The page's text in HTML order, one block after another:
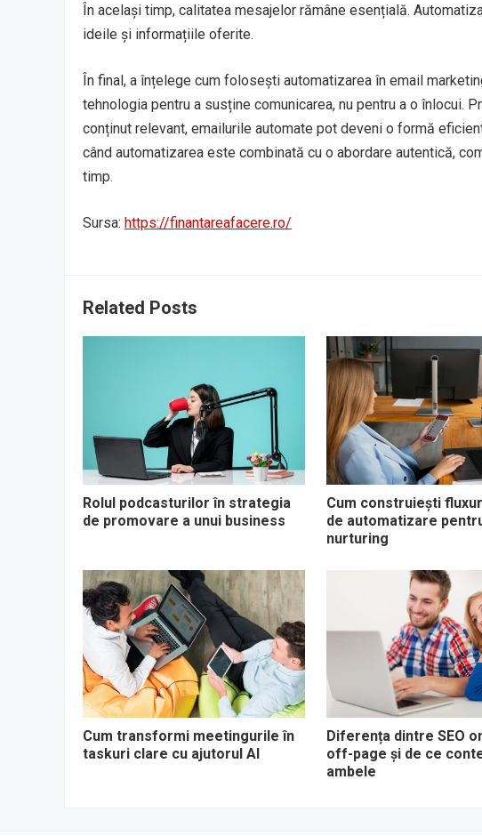
În același timp, calitatea mesajelor rămâne esențială.
ideile și informațiile oferite.
În final, a înțelege cum folosești automatizarea în email
tehnologia pentru a susține comunicarea, nu pentru a o înlocui.
conținut relevant, emailurile automate pot deveni o formă
când automatizarea este combinată cu o abordare autentică,
timp.
Sursa: https://finantareafacere.ro/
Related Posts
Rolul podcasturilor în strategia
de promovare a unui business
Cum construiești
de automatizare
nurturing
Cum transformi meetingurile în
taskuri clare cu ajutorul AI
Diferența dintre SEO
off-page și de ce
ambele